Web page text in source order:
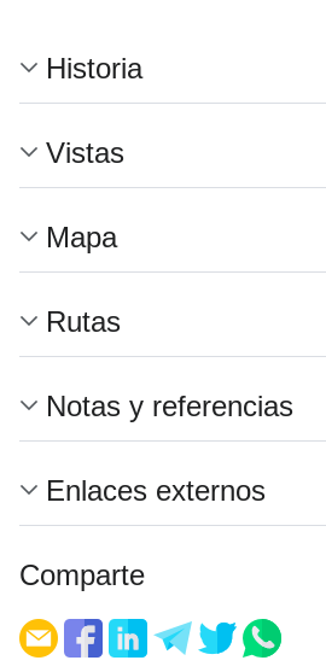
Historia
Vistas
Mapa
Rutas
Notas y referencias
Enlaces externos
Comparte